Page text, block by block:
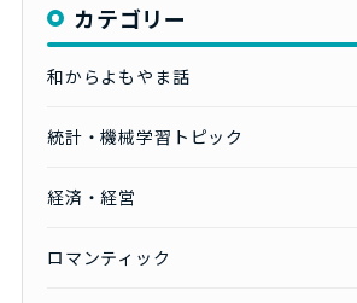
カテゴリー
和からよもやま話
統計・機械学習トピック
経済・経営
ロマンティック